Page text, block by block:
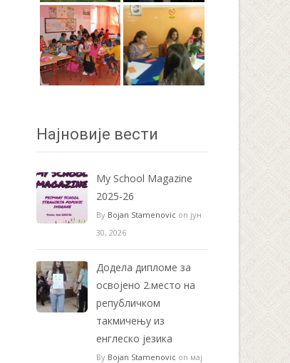
Најновије вести
My School Magazine
2025-26
By Bojan Stamenovic on јун
30, 2026
Додела дипломе за
освојено 2.место на
републичком
такмичењу из
енглеско језика
By Bojan Stamenovic on мај